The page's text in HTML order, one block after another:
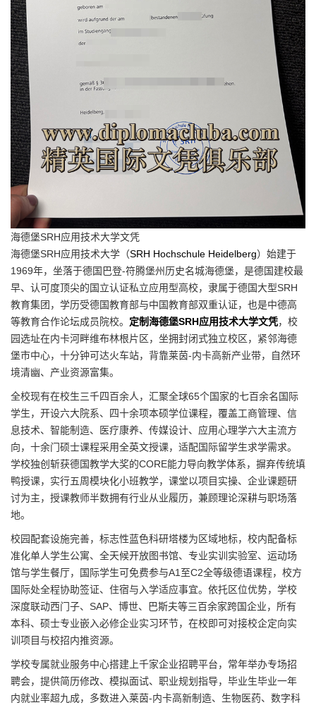
海德堡SRH应用技术大学文凭
海德堡SRH应用技术大学（SRH Hochschule Heidelberg）始建于
1969年，坐落于德国巴登-符腾堡州历史名城海德堡，是德国建校最
早、认可度顶尖的国立认证私立应用型高校，隶属于德国大型SRH
教育集团，学历受德国教育部与中国教育部双重认证，也是中德高
等教育合作论坛成员院校。 定制海德堡SRH应用技术大学文凭，校
园选址在内卡河畔维布林根片区，坐拥封闭式独立校区，紧邻海德
堡市中心，十分钟可达火车站，背靠莱茵-内卡高新产业带，自然环
境清幽、产业资源富集。
全校现有在校生三千四百余人，汇聚全球65个国家的七百余名国际
学生，开设六大院系、四十余项本硕学位课程，覆盖工商管理、信
息技术、智能制造、医疗康养、传媒设计、应用心理学六大主流方
向，十余门硕士课程采用全英文授课，适配国际留学生求学需求。
学校独创斩获德国教学大奖的CORE能力导向教学体系，摒弃传统填
鸭授课，实行五周模块化小班教学，课堂以项目实操、企业课题研
讨为主，授课教师半数拥有行业从业履历，兼顾理论深耕与职场落
地。
校园配套设施完善，标志性蓝色科研塔楼为区域地标，校内配备标
准化单人学生公寓、全天候开放图书馆、专业实训实验室、运动场
馆与学生餐厅，国际学生可免费参与A1至C2全等级德语课程，校方
国际处全程协助签证、住宿与入学适应事宜。依托区位优势，学校
深度联动西门子、SAP、博世、巴斯夫等三百余家跨国企业，所有
本科、硕士专业嵌入必修企业实习环节，在校即可对接校企定向实
训项目与校招内推资源。
学校专属就业服务中心搭建上千家企业招聘平台，常年举办专场招
聘会，提供简历修改、模拟面试、职业规划指导，毕业生毕业一年
内就业率超九成，多数进入莱茵-内卡高新制造、生物医药、数字科